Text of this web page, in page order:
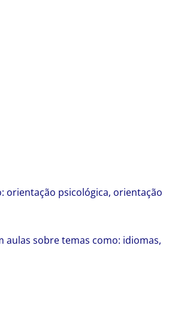
orientação psicológica, orientação
sobre temas como: idiomas,